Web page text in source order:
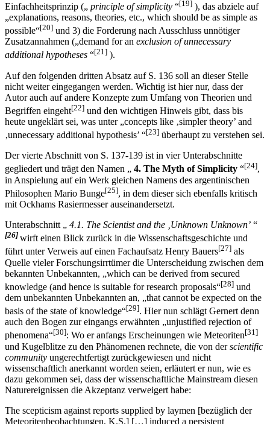
Einfachheitsprinzip („ principle of simplicity “[19] ), das abziele auf
„explanations, reasons, theories, etc., which should be as simple as
possible“[20] und 3) die Forderung nach Ausschluss unnötiger
Zusatzannahmen („demand for an exclusion of unnecessary
additional hypotheses “[21] ).
Auf den folgenden dritten Absatz auf S. 136 soll an dieser Stelle
nicht weiter eingegangen werden. Wichtig ist hier nur, dass der
Autor auch auf andere Konzepte zum Umfang von Theorien und
Begriffen eingeht[22] und den wichtigen Hinweis gibt, dass bis
heute ungeklärt sei, was unter „concepts like ‚simpler theory’ and
‚unnecessary additional hypothesis’ “[23] überhaupt zu verstehen sei.
Der vierte Abschnitt von S. 137-139 ist in vier Unterabschnitte
gegliedert und trägt den Namen „ 4. The Myth of Simplicity “[24],
in Anspielung auf ein Werk gleichen Namens des argentinischen
Philosophen Mario Bunge[25], in dem dieser sich ebenfalls kritisch
mit Ockhams Rasiermesser auseinandersetzt.
Unterabschnitt „ 4.1. The Scientist and the ‚Unknown Unknown’ “
[26] wirft einen Blick zurück in die Wissenschaftsgeschichte und
führt unter Verweis auf einen Fachaufsatz Henry Bauers[27] als
Quelle vieler Forschungsirrtümer die Unterscheidung zwischen dem
bekannten Unbekannten, „which can be derived from secured
knowledge (and hence is suitable for research proposals“[28] und
dem unbekannten Unbekannten an, „that cannot be expected on the
basis of the state of knowledge“[29]. Hier nun schlägt Gernert denn
auch den Bogen zur eingangs erwähnten „unjustified rejection of
phenomena“[30]: Wo er anfangs Erscheinungen wie Meteoriten[31]
und Kugelblitze zu den Phänomenen rechnete, die von derscientific
community ungerechtfertigt zurückgewiesen und nicht
wissenschaftlich anerkannt worden seien, erläutert er nun, wie es
dazu gekommen sei, dass der wissenschaftliche Mainstream diesen
Naturereignissen die Akzeptanz verweigert habe:
The scepticism against reports supplied by laymen [bezüglich der
Meteoritenbeobachtungen, K.S.] […] induced a persistent